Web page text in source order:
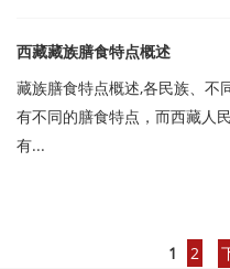
西藏藏族膳食特点概述
藏族膳食特点概述,各民族、不
有不同的膳食特点，而西藏人
有...
1 2